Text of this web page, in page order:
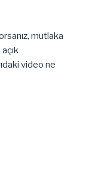
mutlaka
video ne